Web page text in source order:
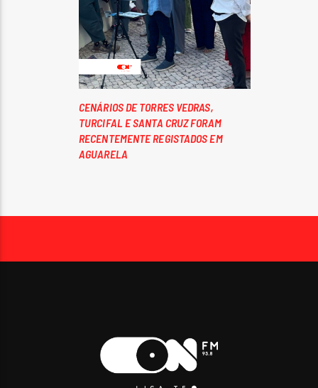
CENÁRIOS DE TORRES VEDRAS,
TURCIFAL E SANTA CRUZ FORAM
RECENTEMENTE REGISTADOS EM
AGUARELA